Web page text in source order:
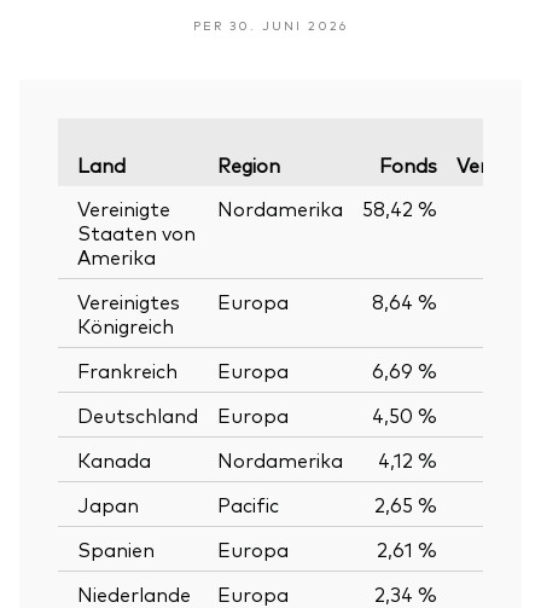
PER 30. JUNI 2026
Land Region Fonds
Vereinigte
Staaten von
Amerika
Nordamerika 58,42 %
Vereinigtes
Königreich
Europa 8,64 %
Frankreich Europa
6,69 %
Deutschland
Europa
4,50 %
Kanada
Nordamerika
4,12 %
Japan
Pacific
2,65 %
Spanien
Europa
2,61 %
Niederlande
Europa
2,34 %